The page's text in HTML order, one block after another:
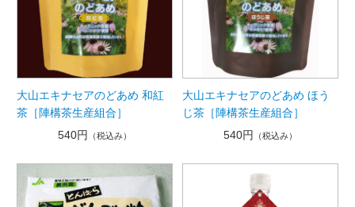
大山エキナセアのどあめ 和紅
茶［陣構茶生産組合］
540円
（税込み）
大山エキナセアのどあめ ほう
じ茶［陣構茶生産組合］
540円
（税込み）